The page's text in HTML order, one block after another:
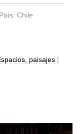
Chile
paisajes|